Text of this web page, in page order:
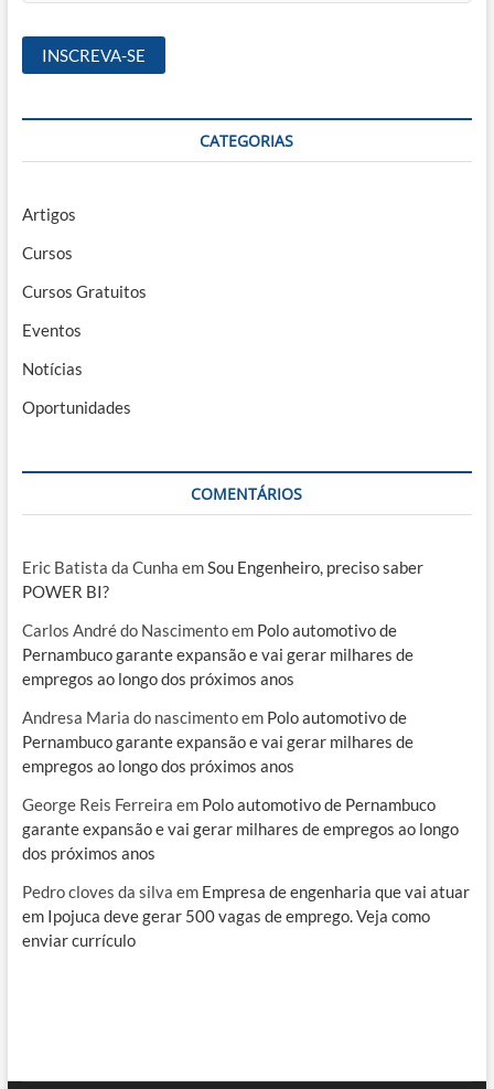
CATEGORIAS
Artigos
Cursos
Cursos Gratuitos
Eventos
Notícias
Oportunidades
COMENTÁRIOS
Eric Batista da Cunha emSou Engenheiro, preciso saber
POWER BI?
Carlos André do Nascimentoem Polo automotivo de
Pernambuco garante expansão e vai gerar milhares de
empregos ao longo dos próximos anos
Andresa Maria do nascimentoem Polo automotivo de
Pernambuco garante expansão e vai gerar milhares de
empregos ao longo dos próximos anos
George Reis Ferreira em Polo automotivo de Pernambuco
garante expansão e vai gerar milhares de empregos ao longo
dos próximos anos
Pedro cloves da silva em Empresa de engenharia que vai atuar
em Ipojuca deve gerar 500 vagas de emprego. Veja como
enviar currículo